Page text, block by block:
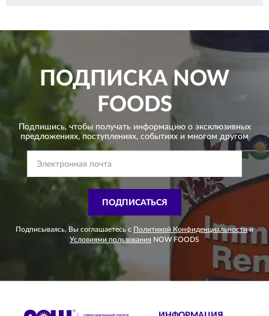
ПОДПИСКАNOW
FOODS
Подпишись, чтобы получать информацию о эксклюзивных
предложениях, поступлениях, событиях и многом другом
ПОДПИСАТЬСЯ
Подписываясь, Вы соглашаетесь с Политикой Конфиденциальности и
Условиями пользования NOW FOODS